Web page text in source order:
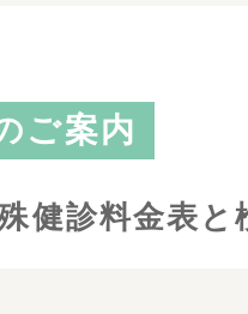
ご案内
健診料金表と